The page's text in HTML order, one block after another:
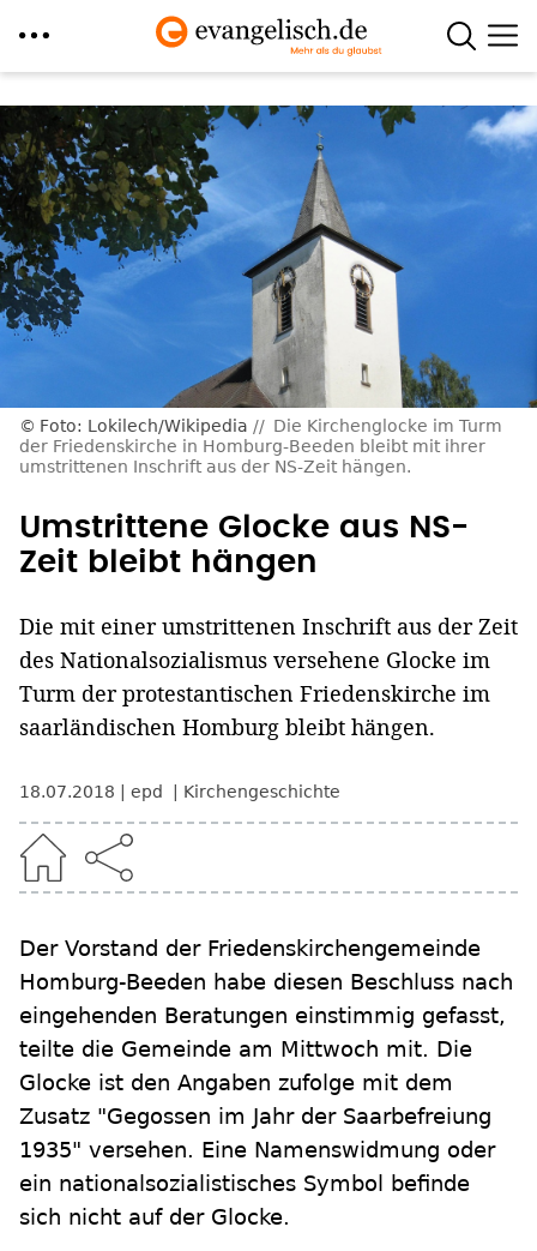
zum
Inhalt
Foto: Lokilech/Wikipedia
Die Kirchenglocke im Turm
der Friedenskirche in Homburg-Beeden bleibt mit ihrer
umstrittenen Inschrift aus der NS-Zeit hängen.
Umstrittene Glocke aus NS-
Zeit bleibt hängen
Die mit einer umstrittenen Inschrift aus der Zeit
des Nationalsozialismus versehene Glocke im
Turm der protestantischen Friedenskirche im
saarländischen Homburg bleibt hängen.
18.07.2018 epd Kirchengeschichte
Der Vorstand der Friedenskirchengemeinde
Homburg-Beeden habe diesen Beschluss nach
eingehenden Beratungen einstimmig gefasst,
teilte die Gemeinde am Mittwoch mit. Die
Glocke ist den Angaben zufolge mit dem
Zusatz "Gegossen im Jahr der Saarbefreiung
1935" versehen. Eine Namenswidmung oder
ein nationalsozialistisches Symbol befinde
sich nicht auf der Glocke.